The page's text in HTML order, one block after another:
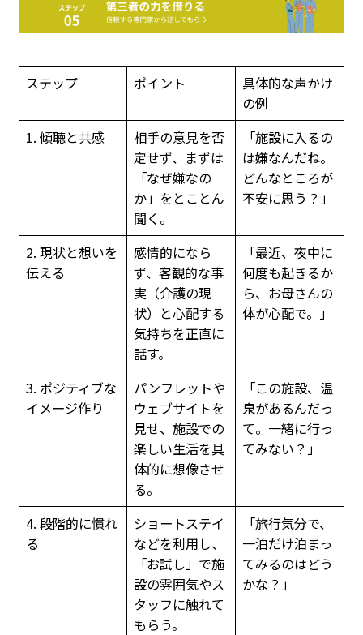
ステップ ポイント
具体的な声かけ
の例
1. 傾聴と共感
相手の意見を否
定せず、まずは
「なぜ嫌なの
か」をとことん
聞く。
「施設に入るの
は嫌なんだね。
どんなところが
不安に思う？」
2. 現状と想いを
伝える
感情的になら
ず、客観的な事
実（介護の現
状）と心配する
気持ちを正直に
話す。
「最近、夜中に
何度も起きるか
ら、お母さんの
体が心配で。」
3. ポジティブな
イメージ作り
パンフレットや
ウェブサイトを
見せ、施設での
楽しい生活を具
体的に想像させ
る。
「この施設、温
泉があるんだっ
て。一緒に行っ
てみない？」
4. 段階的に慣れ
る
ショートステイ
などを利用し、
「お試し」で施
設の雰囲気やス
タッフに触れて
もらう。
「旅行気分で、
一泊だけ泊まっ
てみるのはどう
かな？」